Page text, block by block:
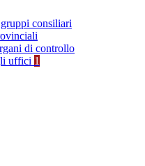
consiliari
di controllo
uffici 1